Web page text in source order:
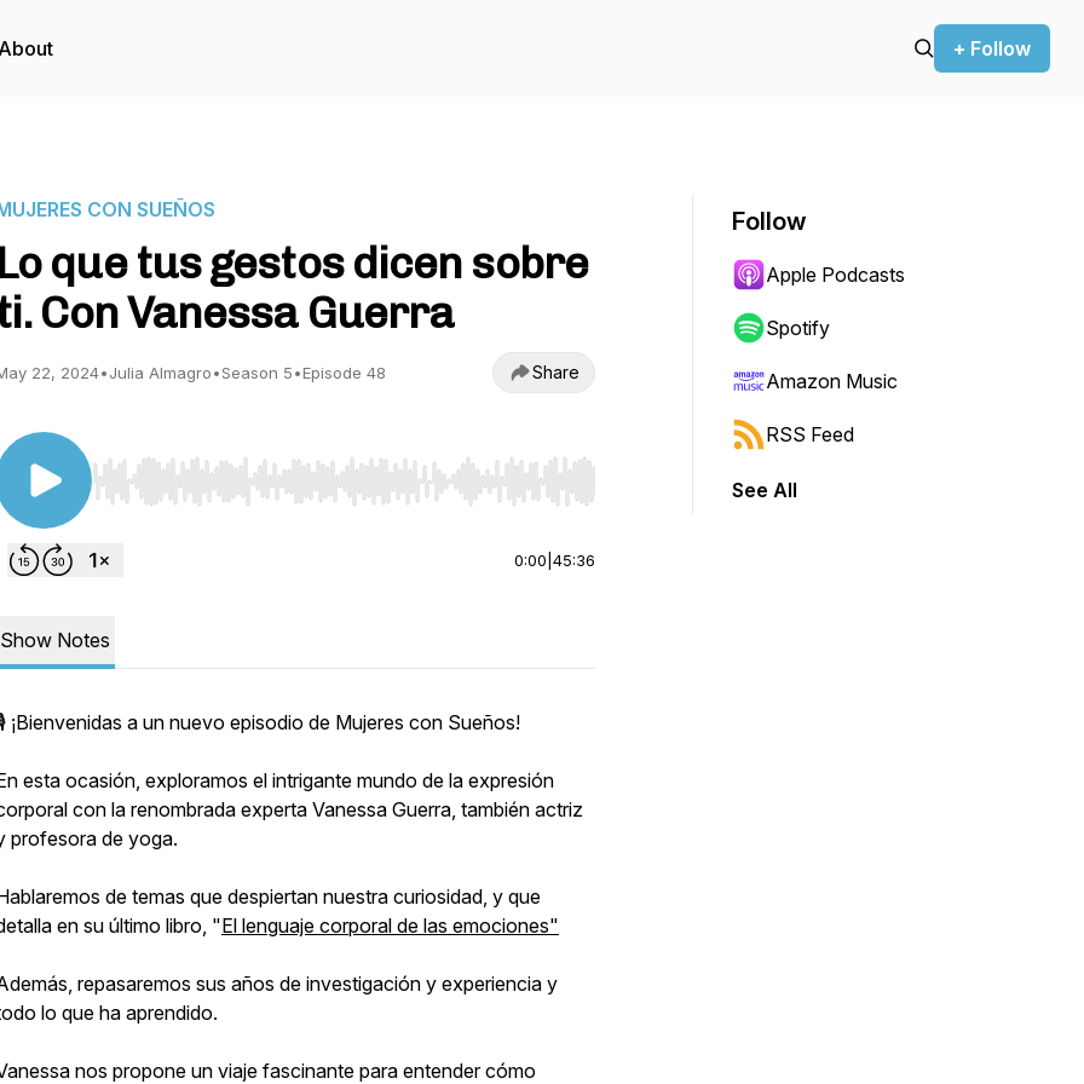
About + Follow
CON SUEÑOS
Lo que tus gestos dicen sobre
Con Vanessa Guerra
22, 2024•Julia Almagro•Season 5•Episode 48 Share
Use Left/Right to seek, Home/End to jump to start or end. Hold shift to jump forward or backward.
0:00 45:36
Show Notes
¡Bienvenidas a un nuevo episodio de Mujeres con Sueños!
esta ocasión, exploramos el intrigante mundo de la expresión
con la renombrada experta Vanessa Guerra, también actriz
profesora de yoga.
de temas que despiertan nuestra curiosidad, y que
en su último libro, "El lenguaje corporal de las emociones"
repasaremos sus años de investigación y experiencia y
lo que ha aprendido.
nos propone un viaje fascinante para entender cómo
Follow
Apple Podcasts
Spotify
Amazon Music
RSS Feed
See All